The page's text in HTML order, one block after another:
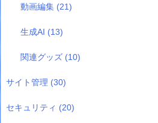
動画編集 (21)
生成AI (13)
関連グッズ (10)
サイト管理 (30)
セキュリティ (20)